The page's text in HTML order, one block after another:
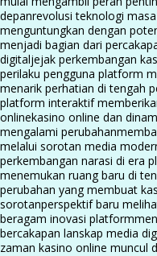
depanrevolusi teknologi
menguntungkan dengan
menjadi bagian dari
digitaljejak perkembangan
perilaku pengguna platform
menarik perhatian di tengah
platform interaktif
onlinekasino online dan
mengalami perubahan
melalui sorotan media
perkembangan narasi di era
menemukan ruang baru di
perubahan yang membuat
sorotanperspektif baru
beragam inovasi platform
bercakapan lanskap media
zaman kasino online muncul